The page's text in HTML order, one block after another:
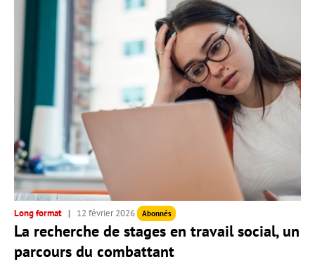
Long format 12 février 2026 Abonnés
La recherche de stages en travail social, un
parcours du combattant